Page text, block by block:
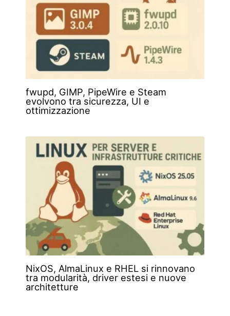
fwupd, GIMP, PipeWire e Steam
evolvono tra sicurezza, UI e
ottimizzazione
NixOS, AlmaLinux e RHEL si rinnovano
tra modularità, driver estesi e nuove
architetture